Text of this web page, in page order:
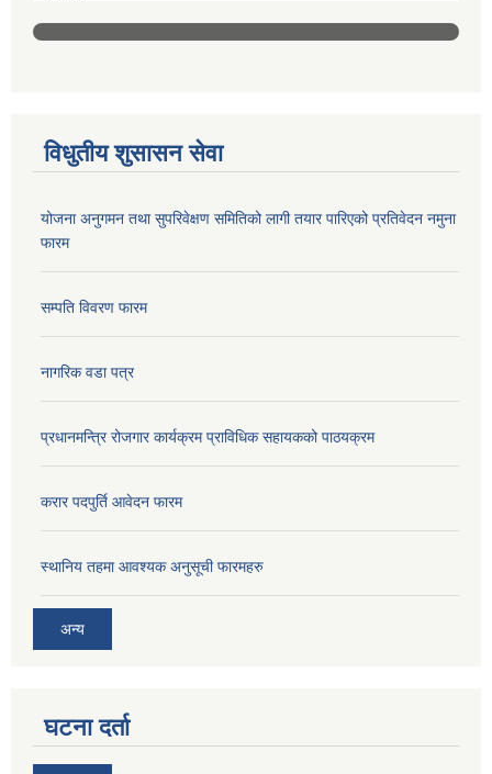
विधुतीय शुसासन सेवा
योजना अनुगमन तथा सुपरिवेक्षण समितिको लागी तयार पारिएको प्रतिवेदन नमुना
फारम
सम्पति विवरण फारम
नागरिक वडा पत्र
प्रधानमन्त्रि रोजगार कार्यक्रम प्राविधिक सहायकको पाठयक्रम
करार पदपुर्ति आवेदन फारम
स्थानिय तहमा आवश्यक अनुसूची फारमहरु
अन्य
घटना दर्ता